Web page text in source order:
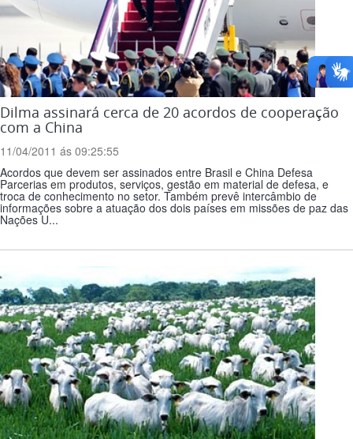
Dilma assinará cerca de 20 acordos de cooperação
com a China
11/04/2011 ás 09:25:55
Acordos que devem ser assinados entre Brasil e China Defesa
Parcerias em produtos, serviços, gestão em material de defesa, e
troca de conhecimento no setor. Também prevê intercâmbio de
informações sobre a atuação dos dois países em missões de paz das
Nações U...